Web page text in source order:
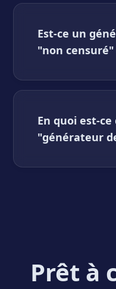
Est-ce un
"non censuré"
En quoi est-
"générateur
Prêt à